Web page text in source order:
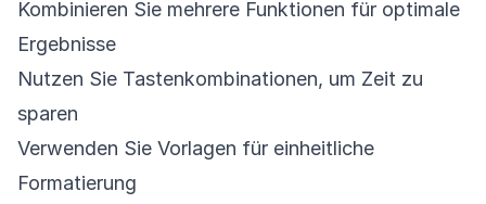
Kombinieren Sie mehrere Funktionen für optimale
Ergebnisse
Nutzen Sie Tastenkombinationen, um Zeit zu
sparen
Verwenden Sie Vorlagen für einheitliche
Formatierung